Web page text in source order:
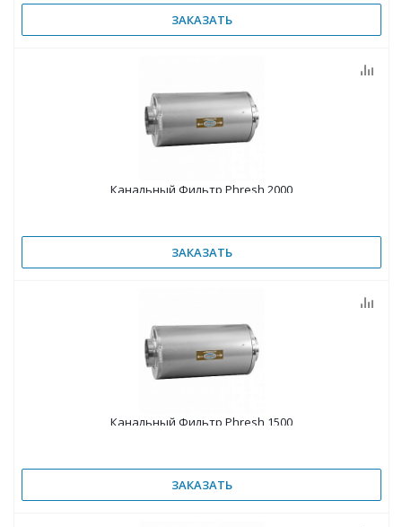
ЗАКАЗАТЬ
Канальный Фильтр Phresh 2000
ЗАКАЗАТЬ
Канальный Фильтр Phresh 1500
ЗАКАЗАТЬ